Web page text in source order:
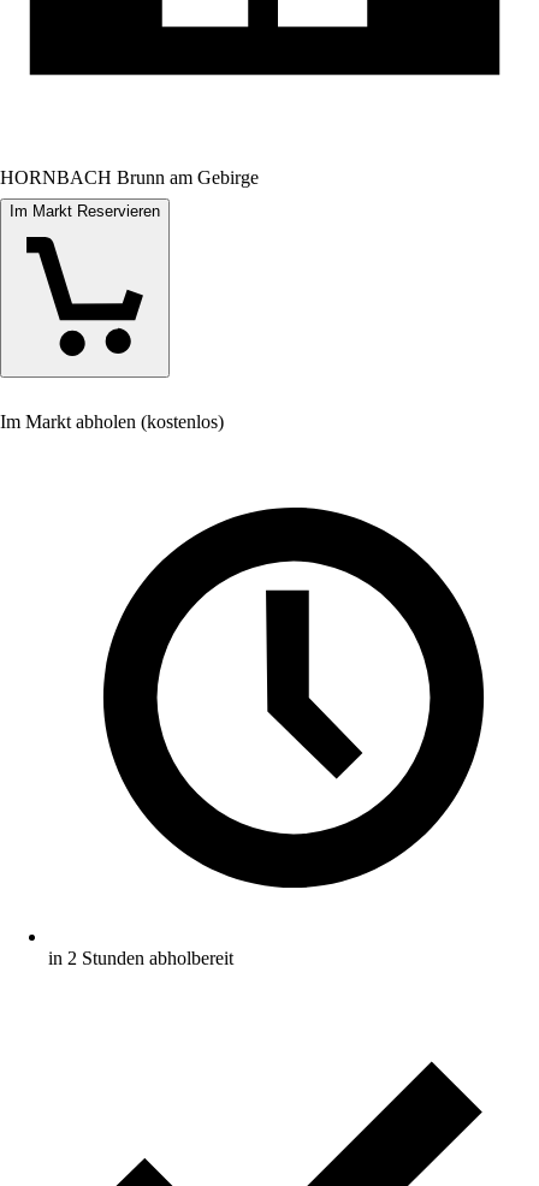
HORNBACH Brunn am Gebirge
Im Markt Reservieren
Im Markt abholen (kostenlos)
in 2 Stunden abholbereit